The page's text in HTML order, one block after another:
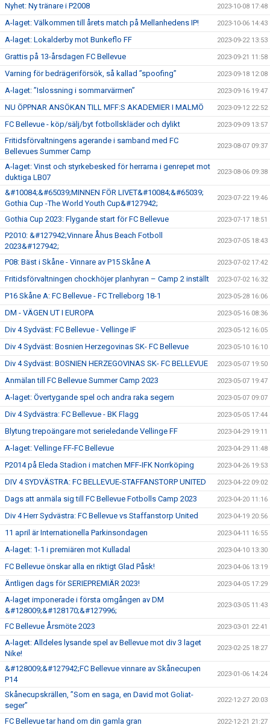
Nyhet: Ny tränare i P2008 2023-10-08 17:48
A-laget: Välkommen till årets match på Mellanhedens IP! 2023-10-06 14:43
A-laget: Lokalderby mot Bunkeflo FF 2023-09-22 13:53
Grattis på 13-årsdagen FC Bellevue 2023-09-21 11:58
Varning för bedrägeriförsök, så kallad ”spoofing” 2023-09-18 12:08
A-laget: ”Islossning i sommarvärmen” 2023-09-16 19:47
NU ÖPPNAR ANSÖKAN TILL MFF:S AKADEMIER I MALMÖ 2023-09-12 22:52
FC Bellevue - köp/sälj/byt fotbollskläder och dylikt 2023-09-09 13:57
Fritidsförvaltningens agerande i samband med FC
Bellevues Summer Camp
2023-08-07 09:37
A-laget: Vinst och styrkebesked för herrarna i genrepet mot
duktiga LB07
2023-08-06 09:38
&#10084;&#65039;MINNEN FÖR LIVET&#10084;&#65039;
Gothia Cup -The World Youth Cup&#127942;
2023-07-22 19:46
Gothia Cup 2023: Flygande start för FC Bellevue 2023-07-17 18:51
P2010: &#127942;Vinnare Åhus Beach Fotboll
2023&#127942;
2023-07-05 18:43
P08: Bäst i Skåne - Vinnare av P15 Skåne A 2023-07-02 17:42
Fritidsförvaltningen chockhöjer planhyran – Camp 2 inställt 2023-07-02 16:32
P16 Skåne A: FC Bellevue - FC Trelleborg 18-1 2023-05-28 16:06
DM - VÄGEN UT I EUROPA 2023-05-16 08:36
Div 4 Sydväst: FC Bellevue - Vellinge IF 2023-05-12 16:05
Div 4 Sydväst: Bosnien Herzegovinas SK- FC Bellevue 2023-05-10 16:10
Div 4 Sydväst: BOSNIEN HERZEGOVINAS SK- FC BELLEVUE 2023-05-07 19:50
Anmälan till FC Bellevue Summer Camp 2023 2023-05-07 19:47
A-laget: Övertygande spel och andra raka segern 2023-05-07 09:07
Div 4 Sydvästra: FC Bellevue - BK Flagg 2023-05-05 17:44
Blytung trepoängare mot serieledande Vellinge FF 2023-04-29 19:11
A-laget: Vellinge FF-FC Bellevue 2023-04-29 11:48
P2014 på Eleda Stadion i matchen MFF-IFK Norrköping 2023-04-26 19:53
DIV 4 SYDVÄSTRA: FC BELLEVUE-STAFFANSTORP UNITED 2023-04-22 09:02
Dags att anmäla sig till FC Bellevue Fotbolls Camp 2023 2023-04-20 11:16
Div 4 Herr Sydvästra: FC Bellevue vs Staffanstorp United 2023-04-19 20:56
11 april är Internationella Parkinsondagen 2023-04-11 16:55
A-laget: 1-1 i premiären mot Kulladal 2023-04-10 13:30
FC Bellevue önskar alla en riktigt Glad Påsk! 2023-04-06 13:19
Äntligen dags för SERIEPREMIÄR 2023! 2023-04-05 17:29
A-laget imponerade i första omgången av DM
&#128009;&#128170;&#127996;
2023-03-05 11:43
FC Bellevue Årsmöte 2023 2023-03-01 22:41
A-laget: Alldeles lysande spel av Bellevue mot div 3 laget
Nike!
2023-02-25 18:27
&#128009;&#127942;FC Bellevue vinnare av Skånecupen
P14
2023-01-06 14:24
Skånecupskrällen, ”Som en saga, en David mot Goliat-
seger”
2022-12-27 20:03
FC Bellevue tar hand om din gamla gran 2022-12-21 21:27